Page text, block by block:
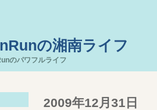
の湘南ライフ
のパワフルライフ
2009年12月31日